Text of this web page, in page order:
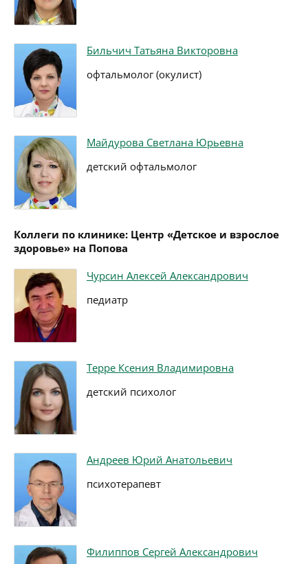
Бильчич Татьяна Викторовна
офтальмолог (окулист)
Майдурова Светлана Юрьевна
детский офтальмолог
Коллеги по клинике: Центр «Детское и взрослое
здоровье» на Попова
Чурсин Алексей Александрович
педиатр
Терре Ксения Владимировна
детский психолог
Андреев Юрий Анатольевич
психотерапевт
Филиппов Сергей Александрович